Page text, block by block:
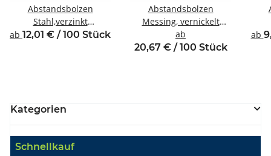
Abstandsbolzen
Stahl,verzinkt
Innen/Innengewinde M4
ab 12,01 € / 100 Stück
Abstandsbolzen
Messing, vernickelt
Innen/Innengewinde M5
SW8
ab
20,67 € / 100 Stück
ab
Kategorien
Schnellkauf